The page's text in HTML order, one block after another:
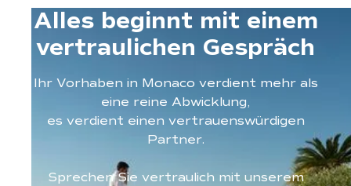
Alles beginnt mit einem
vertraulichen Gespräch
Ihr Vorhaben in Monaco verdient mehr als
eine reine Abwicklung,
es verdient einen vertrauenswürdigen
Partner.
Sprechen Sie vertraulich mit unserem